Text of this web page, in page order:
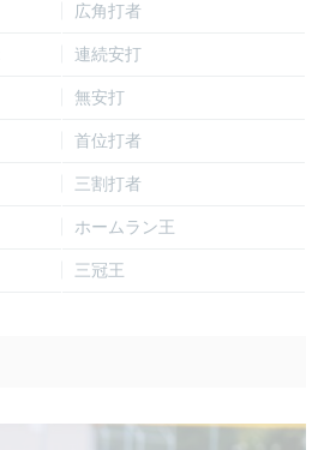
広角打者
連続安打
無安打
首位打者
三割打者
ホームラン王
三冠王